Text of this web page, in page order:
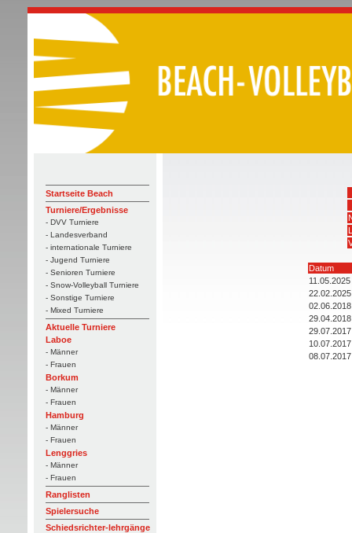
Startseite Beach
Turniere/Ergebnisse
- DVV Turniere
- Landesverband
- internationale Turniere
- Jugend Turniere
- Senioren Turniere
- Snow-Volleyball Turniere
- Sonstige Turniere
- Mixed Turniere
Aktuelle Turniere
Laboe
- Männer
- Frauen
Borkum
- Männer
- Frauen
Hamburg
- Männer
- Frauen
Lenggries
- Männer
- Frauen
Ranglisten
Spielersuche
Schiedsrichter-lehrgänge
Datum
11.05.2025
22.02.2025
02.06.2018
29.04.2018
29.07.2017
10.07.2017
08.07.2017